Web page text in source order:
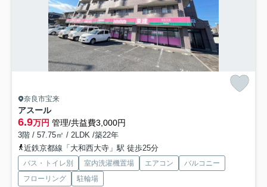
奈良市宝来
アスール
6.9万円 管理/共益費3,000円
3階 / 57.75㎡ / 2LDK /築22年
近鉄京都線「大和西大寺」駅 徒歩25分
バス・トイレ別 室内洗濯機置場 エアコン
バルコニー
フローリング
駐輪場